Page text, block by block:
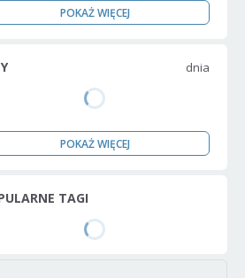
POKAŻ WIĘCEJ
dnia
POKAŻ WIĘCEJ
TAGI